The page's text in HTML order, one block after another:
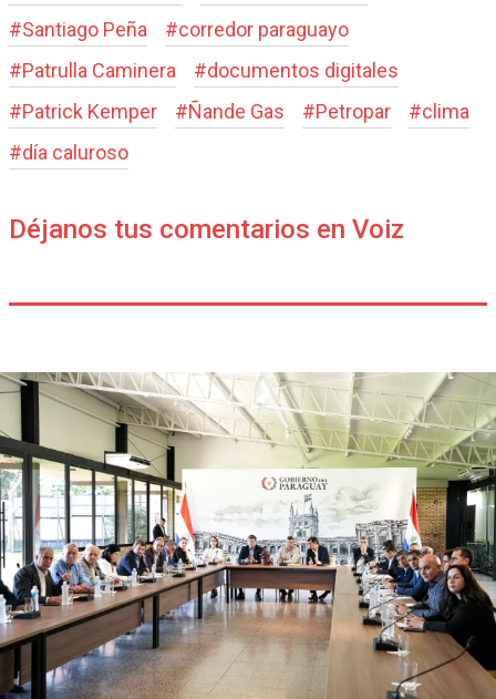
#Santiago Peña #corredor paraguayo
#Patrulla Caminera #documentos digitales
#Patrick Kemper #Ñande Gas #Petropar #clima
#día caluroso
Déjanos tus comentarios en Voiz